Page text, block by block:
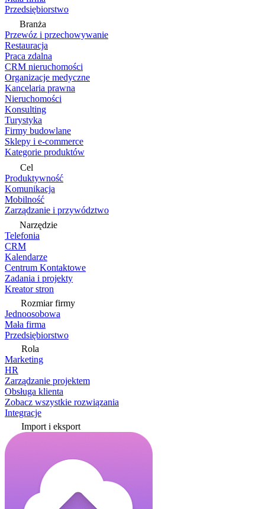
Przedsiębiorstwo
Branża
Przewóz i przechowywanie
Restauracja
Praca zdalna
CRM nieruchomości
Organizacje medyczne
Kancelaria prawna
Nieruchomości
Konsulting
Turystyka
Firmy budowlane
Sklepy i e-commerce
Kategorie produktów
Cel
Produktywność
Komunikacja
Mobilność
Zarządzanie i przywództwo
Narzędzie
Telefonia
CRM
Kalendarze
Centrum Kontaktowe
Zadania i projekty
Kreator stron
Rozmiar firmy
Jednoosobowa
Mała firma
Przedsiębiorstwo
Rola
Marketing
HR
Zarządzanie projektem
Obsługa klienta
Zobacz wszystkie rozwiązania
Integracje
Import i eksport